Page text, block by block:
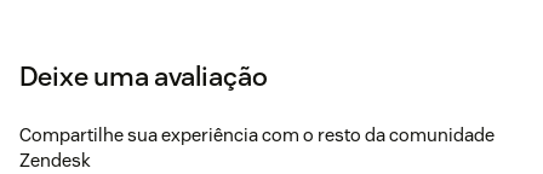
Deixe uma avaliação
Compartilhe sua experiência com o resto da comunidade
Zendesk